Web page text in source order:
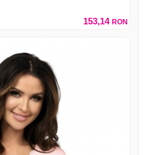
153,14 RON